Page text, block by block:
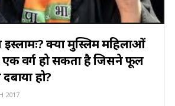
इस्लामः? क्या मुस्लिम महिलाओं
एक वर्ग हो सकता है जिसने फूल
हो?
2017